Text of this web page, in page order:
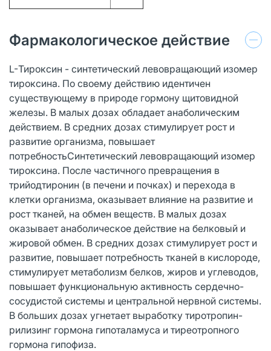
Фармакологическое действие
L-Тироксин - синтетический левовращающий изомер
тироксина. По своему действию идентичен
существующему в природе гормону щитовидной
железы. В малых дозах обладает анаболическим
действием. В средних дозах стимулирует рост и
развитие организма, повышает
потребностьСинтетический левовращающий изомер
тироксина. После частичного превращения в
трийодтиронин (в печени и почках) и перехода в
клетки организма, оказывает влияние на развитие и
рост тканей, на обмен веществ. В малых дозах
оказывает анаболическое действие на белковый и
жировой обмен. В средних дозах стимулирует рост и
развитие, повышает потребность тканей в кислороде,
стимулирует метаболизм белков, жиров и углеводов,
повышает функциональную активность сердечно-
сосудистой системы и центральной нервной системы.
В больших дозах угнетает выработку тиротропин-
рилизинг гормона гипоталамуса и тиреотропного
гормона гипофиза.